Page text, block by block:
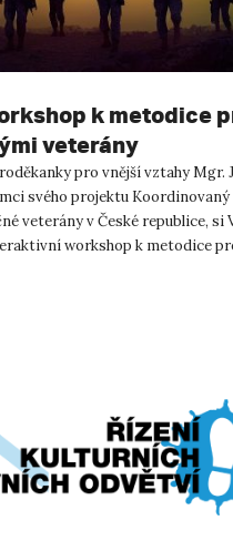
k metodice
veterány
pro vnější vztahy Mgr.
svého projektu Koordinovaný
veterány v České republice, si
workshop k metodice